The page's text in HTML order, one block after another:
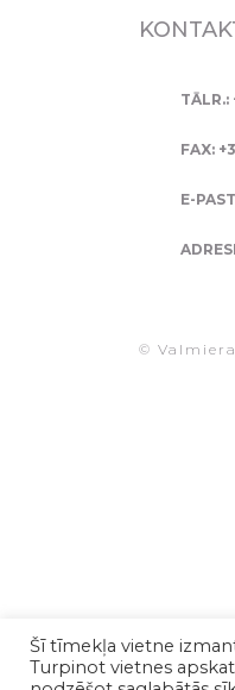
TĀLR.:
FAX:
E-
©
Šī tīmekļa vietne
Turpinot vietnes